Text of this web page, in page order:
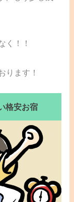
く！！
ります！
格安お宿